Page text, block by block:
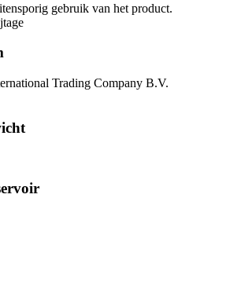
gebruik van het product.
Trading Company B.V.